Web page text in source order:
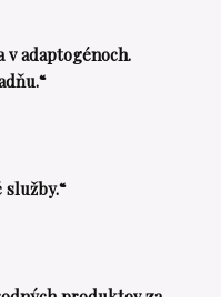
v adaptogénoch.
služby.“